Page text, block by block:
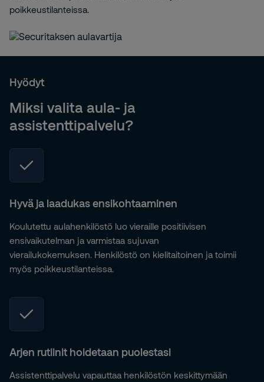
poikkeustilanteissa.
Hyödyt
Miksi valita aula- ja
assistenttipalvelu?
Hyvä ja laadukas ensikohtaaminen
Koulutettu aulahenkilöstö luo vieraille positiivisen
ensivaikutelman ja varmistaa sujuvan
vierailukokemuksen. Henkilöstö on kielitaitoinen ja toimii
myös poikkeustilanteissa.
Arjen rutiinit hoidetaan puolestasi
Assistenttipalvelu vapauttaa henkilöstön keskittymään